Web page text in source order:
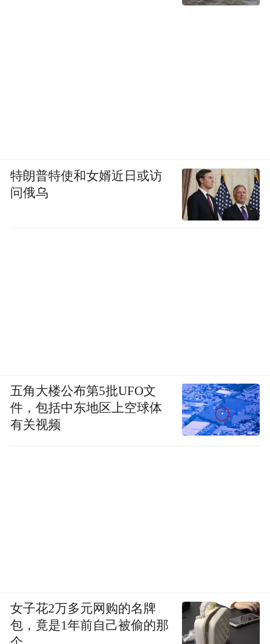
特朗普特使和女婿近日或访
问俄乌
五角大楼公布第5批UFO文
件，包括中东地区上空球体
有关视频
女子花2万多元网购的名牌
包，竟是1年前自己被偷的那